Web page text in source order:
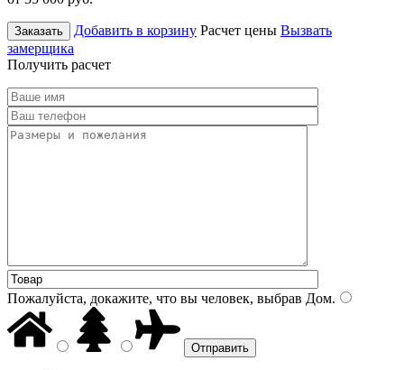
Заказать Добавить в корзину Расчет цены Вызвать
замерщика
Получить расчет
Пожалуйста, докажите, что вы человек, выбрав Дом.